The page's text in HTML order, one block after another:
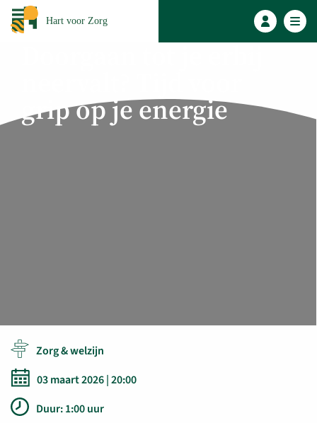
Hart voor Zorg
Doorgaan tot je erbij
grip op je energie
Zorg & welzijn
03 maart 2026 | 20:00
Duur: 1:00 uur